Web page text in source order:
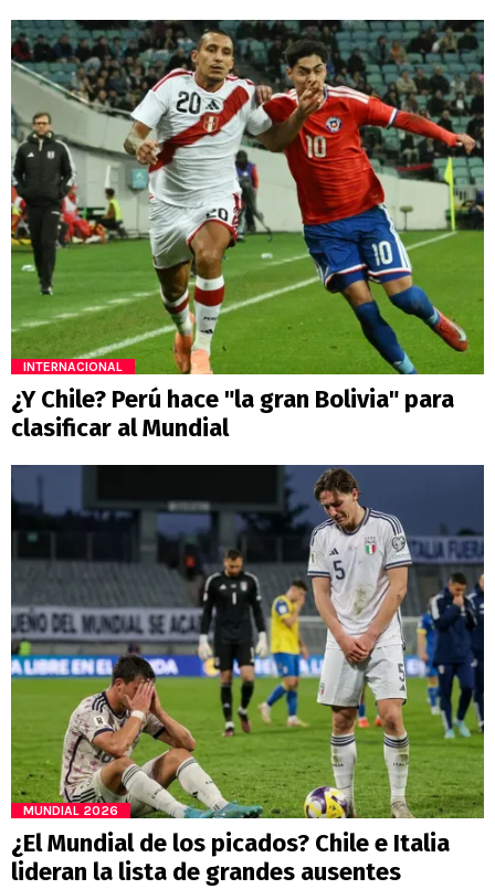
INTERNACIONAL
¿Y Chile? Perú hace "la gran Bolivia" para
clasificar al Mundial
MUNDIAL 2026
¿El Mundial de los picados? Chile e Italia
lideran la lista de grandes ausentes